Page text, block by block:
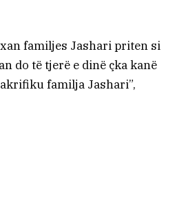
familjes Jashari priten si
do të tjerë e dinë çka kanë
familja Jashari”,